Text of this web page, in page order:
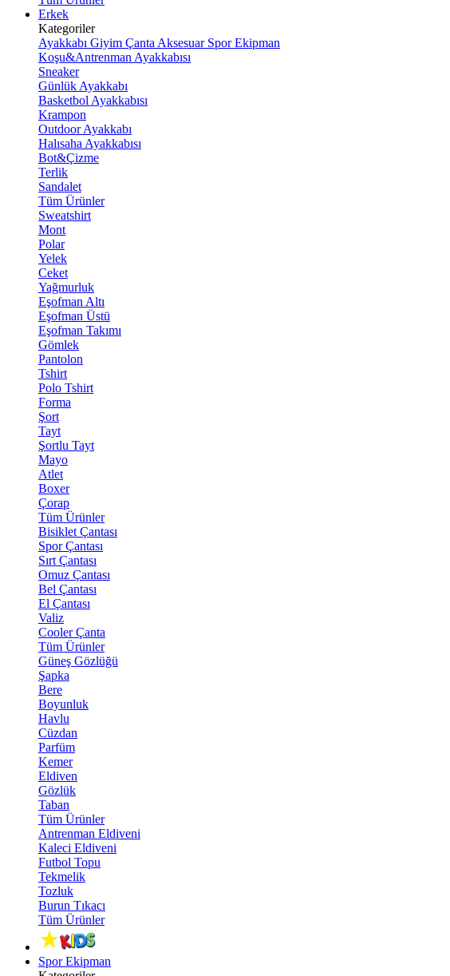
Erkek
Kategoriler
Ayakkabı Giyim Çanta Aksesuar Spor Ekipman
Koşu&Antrenman Ayakkabısı
Sneaker
Günlük Ayakkabı
Basketbol Ayakkabısı
Krampon
Outdoor Ayakkabı
Halısaha Ayakkabısı
Bot&Çizme
Terlik
Sandalet
Tüm Ürünler
Sweatshirt
Mont
Polar
Yelek
Ceket
Yağmurluk
Eşofman Altı
Eşofman Üstü
Eşofman Takımı
Gömlek
Pantolon
Tshirt
Polo Tshirt
Forma
Şort
Tayt
Şortlu Tayt
Mayo
Atlet
Boxer
Çorap
Tüm Ürünler
Bisiklet Çantası
Spor Çantası
Sırt Çantası
Omuz Çantası
Bel Çantası
El Çantası
Valiz
Cooler Çanta
Tüm Ürünler
Güneş Gözlüğü
Şapka
Bere
Boyunluk
Havlu
Cüzdan
Parfüm
Kemer
Eldiven
Gözlük
Taban
Tüm Ürünler
Antrenman Eldiveni
Kaleci Eldiveni
Futbol Topu
Tekmelik
Tozluk
Burun Tıkacı
Tüm Ürünler
Spor Ekipman